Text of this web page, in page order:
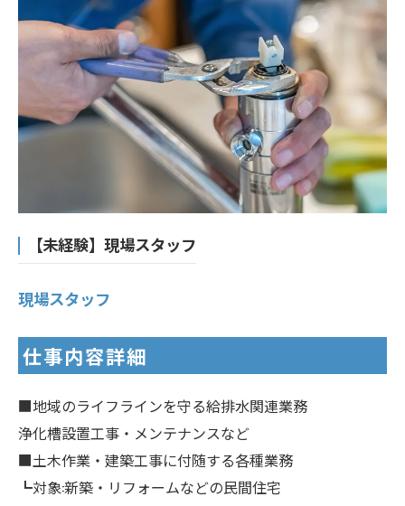
【未経験】現場スタッフ
現場スタッフ
仕事内容詳細
■地域のライフラインを守る給排水関連業務
浄化槽設置工事・メンテナンスなど
■土木作業・建築工事に付随する各種業務
┗対象:新築・リフォームなどの民間住宅